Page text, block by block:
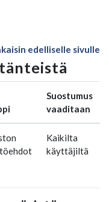
edelliselle sivulle
Suostumus
vaaditaan
Kaikilta
käyttäjiltä